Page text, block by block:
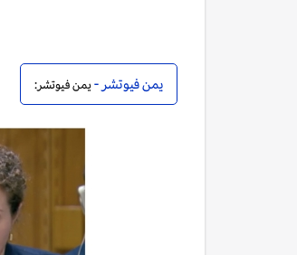
يمن فيوتشر -يمن فيوتشر: